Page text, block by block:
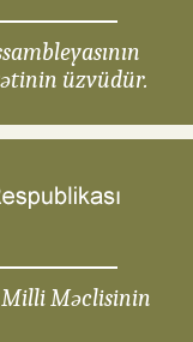
üzvüdür.
Milli Məclisinin